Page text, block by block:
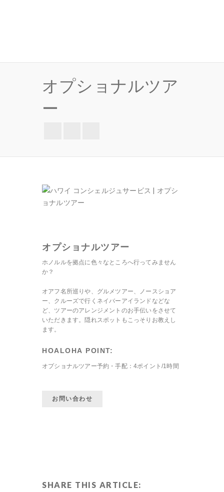
オプショナルツア
ー
オプショナルツアー
ホノルルを拠点に色々なところへ行ってみません
か？
オアフ名所巡りや、グルメツアー、ノースショア
ー、クルーズで行くネイバーアイランドなどな
ど、ツアーのアレンジメントのお手伝いをさせて
いただきます。隠れスポットもこっそりお教えし
ます。
HOALOHA POINT:
オプショナルツアー予約・手配：4ポイント/1時間
お問い合わせ
SHARE THIS ARTICLE: